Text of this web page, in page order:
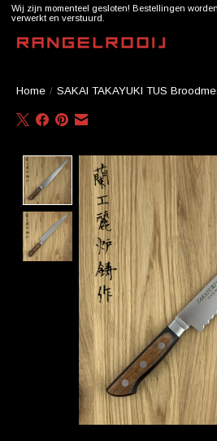
Wij zijn momenteel gesloten! Bestellingen
verwerkt en verstuurd.
Home / SAKAI TAKAYUKI TUS
Product image